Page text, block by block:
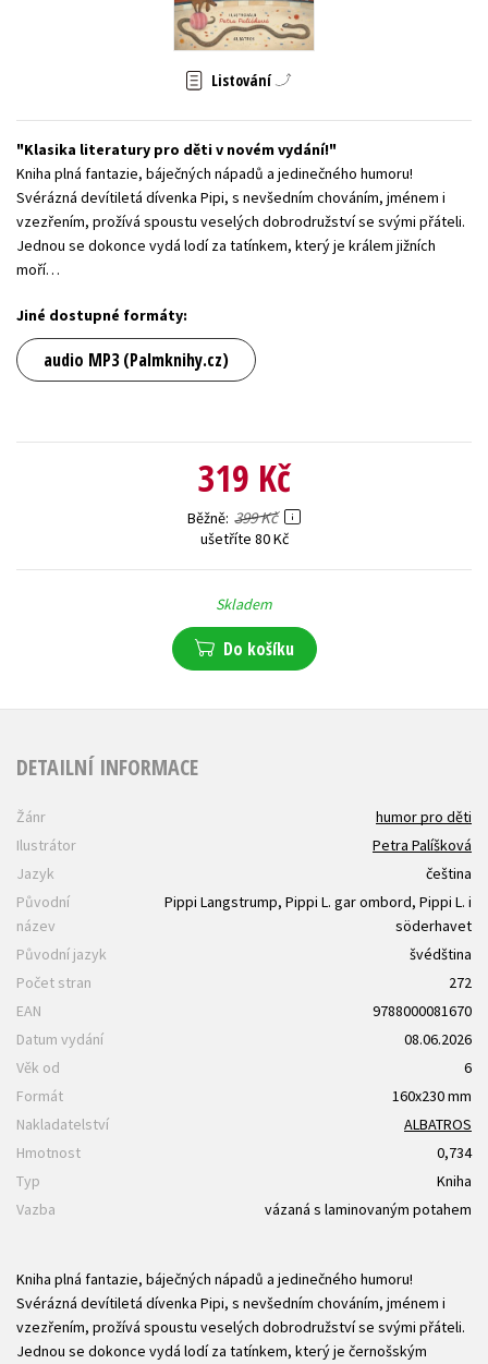
Zahraniční literatura
Všechny tituly
Listování
Klasika literatury pro děti v novém vydání!
Kniha plná fantazie, báječných nápadů a jedinečného humoru!
Svérázná devítiletá dívenka Pipi, s nevšedním chováním, jménem i
vzezřením, prožívá spoustu veselých dobrodružství se svými přáteli.
Jednou se dokonce vydá lodí za tatínkem, který je králem jižních
moří…
Jiné dostupné formáty:
audio MP3 (Palmknihy.cz)
319 Kč
Běžně 399 Kč
ušetříte 80 Kč
Skladem
Do košíku
DETAILNÍ INFORMACE
Žánr
humor pro děti
Ilustrátor
Petra Palíšková
Jazyk
čeština
Původní
název
Pippi Langstrump, Pippi L. gar ombord, Pippi L. i
söderhavet
Původní jazyk
švédština
Počet stran
272
EAN
9788000081670
Datum vydání
08.06.2026
Věk od
6
Formát
160x230 mm
Nakladatelství
ALBATROS
Hmotnost
0,734
Typ
Kniha
Vazba
vázaná s laminovaným potahem
Kniha plná fantazie, báječných nápadů a jedinečného humoru!
Svérázná devítiletá dívenka Pipi, s nevšedním chováním, jménem i
vzezřením, prožívá spoustu veselých dobrodružství se svými přáteli.
Jednou se dokonce vydá lodí za tatínkem, který je černošským